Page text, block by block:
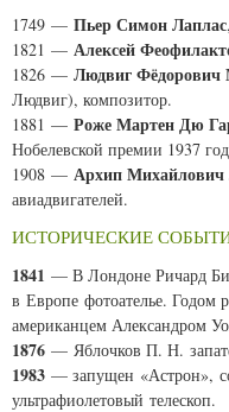
1749 — Пьер Симон Лаплас
1821 — Алексей
1826 — Людвиг Фёдорович
Людвиг), композитор.
1881 — Роже Мартен Дю
Нобелевской премии 1937
1908 — Архип
авиадвигателей.
ИСТОРИЧЕСКИЕ
1841 — В Лондоне Ричард
в Европе фотоателье. Годом
американцем Александром
1876 — Яблочков П. Н.
1983 — запущен «Астрон»,
ультрафиолетовый телескоп.